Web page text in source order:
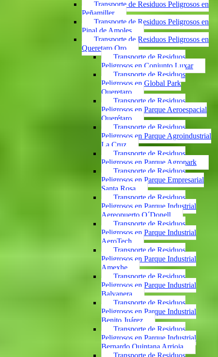
Transporte de Residuos Peligrosos en
Peñamiller
Transporte de Residuos Peligrosos en
Pinal de Amoles
Transporte de Residuos Peligrosos en
Queretaro Qro
Transporte de Residuos
Peligrosos en Conjunto Luxar
Transporte de Residuos
Peligrosos en Global Park
Queretaro
Transporte de Residuos
Peligrosos en Parque Aeroespacial
Querétaro
Transporte de Residuos
Peligrosos en Parque Agroindustrial
La Cruz
Transporte de Residuos
Peligrosos en Parque Agropark
Transporte de Residuos
Peligrosos en Parque Empresarial
Santa Rosa
Transporte de Residuos
Peligrosos en Parque Industrial
Aereopuerto O´Donell
Transporte de Residuos
Peligrosos en Parque Industrial
AeroTech
Transporte de Residuos
Peligrosos en Parque Industrial
Amexhe
Transporte de Residuos
Peligrosos en Parque Industrial
Balvanera
Transporte de Residuos
Peligrosos en Parque Industrial
Benito Juárez
Transporte de Residuos
Peligrosos en Parque Industrial
Bernardo Quintana Arrioja
Transporte de Residuos